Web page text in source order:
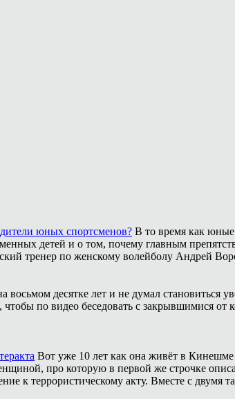
юных спортсменов? В то время как юные
детей и о том, почему главным
тренер по женскому волейболу Андрей
восьмом десятке лет и не думал становиться
по видео беседовать с закрывшимися
Вот уже 10 лет как она живёт в
про которую в первой же строчке
к террористическому акту. Вместе с двумя